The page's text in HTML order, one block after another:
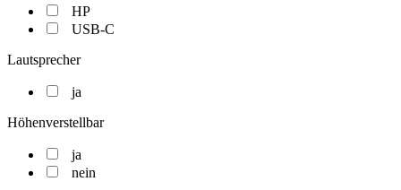
HP
USB-C
Lautsprecher
ja
Höhenverstellbar
ja
nein